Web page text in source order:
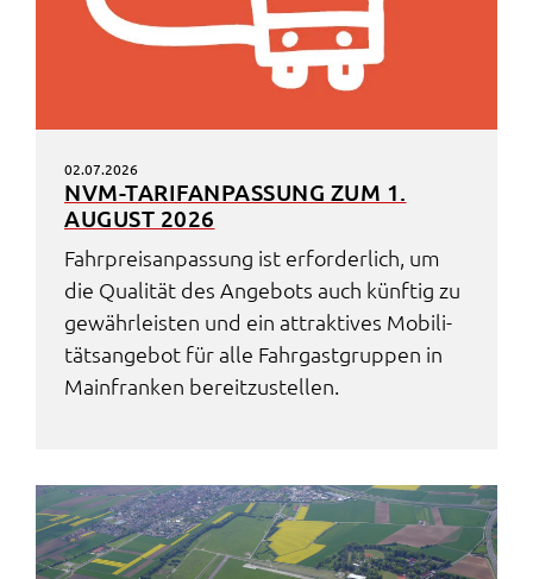
02.07.2026
NVM-TARIF­AN­PAS­SUNG ZUM 1.
AUGUST 2026
Fahr­preis­an­pas­sung ist erfor­der­lich, um
die Quali­tät des Ange­bots auch künf­tig zu
gewähr­leis­ten und ein attrak­ti­ves Mobi­li­
täts­an­ge­bot für alle Fahr­gast­grup­pen in
Main­fran­ken bereit­zu­stel­len.